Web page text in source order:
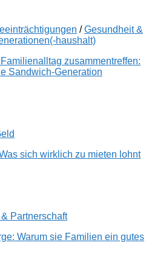
/Gesundheit &
haushalt)
zusammentreffen:
Sandwich-Generation
sich wirklich zu mieten lohnt
& Partnerschaft
Warum sie Familien ein gutes